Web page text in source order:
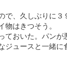
で、久しぶりに３
物はきつそう。
ておいた。パンが
ジュースと一緒